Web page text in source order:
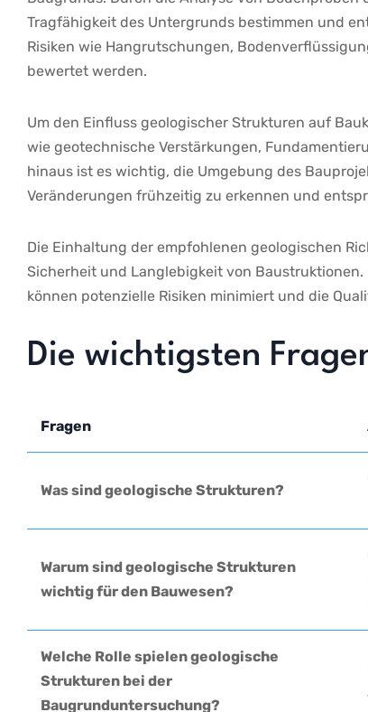
Tragfähigkeit des ⁣Untergrunds bestimmen und
Risiken wie Hangrutschungen,
bewertet werden.
Um den⁣ Einfluss geologischer​ Strukturen auf
wie ‌geotechnische Verstärkungen,
hinaus ist es wichtig, ​die Umgebung des
Veränderungen frühzeitig zu erkennen ⁢und⁤
Die‍ Einhaltung⁣ der empfohlenen‌ geologischen
Sicherheit ‍und ⁤Langlebigkeit von
können potenzielle Risiken⁤ minimiert und die
Die⁣ wichtigsten
Fragen
Was sind geologische⁤ Strukturen?
Warum sind geologische Strukturen
wichtig ⁣für den Bauwesen?
Welche Rolle ‍spielen geologische
Strukturen⁣ bei der
Baugrunduntersuchung?